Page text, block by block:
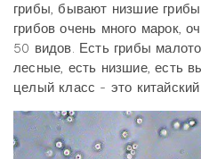
грибы, бывают низшие
грибов очень много марок,
50 видов. Есть грибы
лесные, есть низшие, есть
целый класс - это